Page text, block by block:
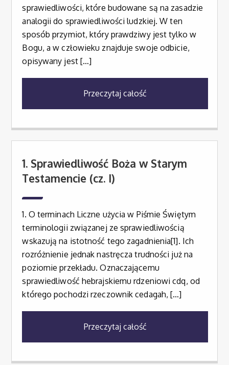
sprawiedliwości, które budowane są na zasadzie
analogii do sprawiedliwości ludzkiej. W ten
sposób przymiot, który prawdziwy jest tylko w
Bogu, a w człowieku znajduje swoje odbicie,
opisywany jest […]
Przeczytaj całość
1. Sprawiedliwość Boża w Starym
Testamencie (cz. I)
1. O terminach Liczne użycia w Piśmie Świętym
terminologii związanej ze sprawiedliwością
wskazują na istotność tego zagadnienia[1]. Ich
rozróżnienie jednak nastręcza trudności już na
poziomie przekładu. Oznaczającemu
sprawiedliwość hebrajskiemu rdzeniowi cdq, od
którego pochodzi rzeczownik cedagah, […]
Przeczytaj całość